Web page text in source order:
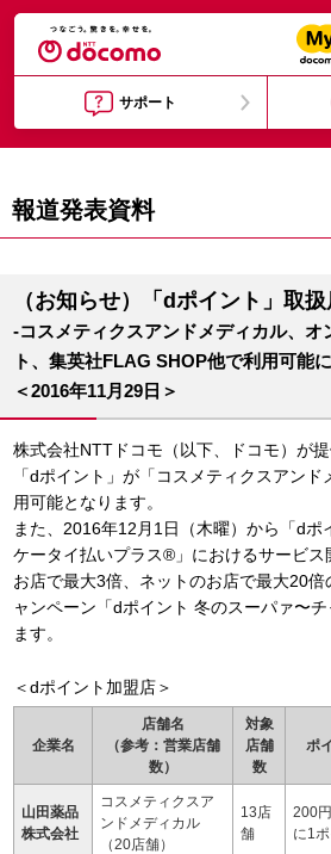
サポート
報道発表資料
（お知らせ）「dポイント」取
-コスメティクスアンドメディカル、オ
ト、集英社FLAG SHOP他で利用可能
＜2016年11月29日＞
株式会社NTTドコモ（以下、ドコモ）が
「dポイント」が「コスメティクスアンド
用可能となります。
また、2016年12月1日（木曜）から「d
ケータイ払いプラス®」におけるサービ
お店で最大3倍、ネットのお店で最大20
ャンペーン「dポイント 冬のスーパァ〜
ます。
＜dポイント加盟店＞
企業名
店舗名
（参考：営業店舗
数）
対象
店舗
数
ポ
山田薬品
株式会社
コスメティクスア
ンドメディカル
（20店舗）
13店
舗
200
に1